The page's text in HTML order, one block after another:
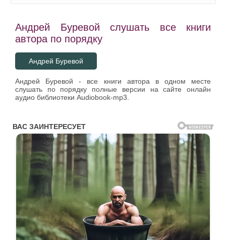
Андрей Буревой слушать все книги
автора по порядку
Андрей Буревой
Андрей Буревой - все книги автора в одном месте
слушать по порядку полные версии на сайте онлайн
аудио библиотеки Audiobook-mp3.